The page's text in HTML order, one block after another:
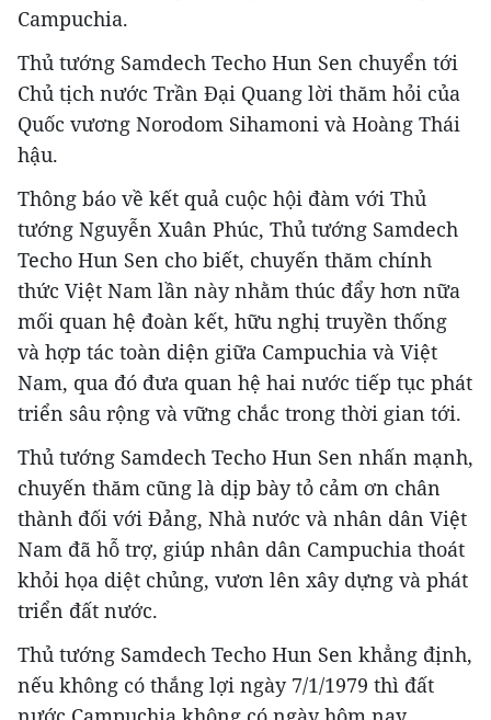
Campuchia.
Thủ tướng Samdech Techo Hun Sen chuyển tới
Chủ tịch nước Trần Đại Quang lời thăm hỏi của
Quốc vương Norodom Sihamoni và Hoàng Thái
hậu.
Thông báo về kết quả cuộc hội đàm với Thủ
tướng Nguyễn Xuân Phúc, Thủ tướng Samdech
Techo Hun Sen cho biết, chuyến thăm chính
thức Việt Nam lần này nhằm thúc đẩy hơn nữa
mối quan hệ đoàn kết, hữu nghị truyền thống
và hợp tác toàn diện giữa Campuchia và Việt
Nam, qua đó đưa quan hệ hai nước tiếp tục phát
triển sâu rộng và vững chắc trong thời gian tới.
Thủ tướng Samdech Techo Hun Sen nhấn mạnh,
chuyến thăm cũng là dịp bày tỏ cảm ơn chân
thành đối với Đảng, Nhà nước và nhân dân Việt
Nam đã hỗ trợ, giúp nhân dân Campuchia thoát
khỏi họa diệt chủng, vươn lên xây dựng và phát
triển đất nước.
Thủ tướng Samdech Techo Hun Sen khẳng định,
nếu không có thắng lợi ngày 7/1/1979 thì đất